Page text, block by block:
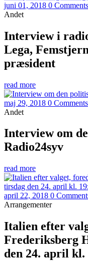
juni 01, 2018 0 Comments
Andet
Interview i
Lega,
præsident
read more
maj 29, 2018 0 Comments
Andet
Interview om
Radio24syv
read more
april 22, 2018 0
Arrangementer
Italien efter
Frederiksberg
den 24. april kl.